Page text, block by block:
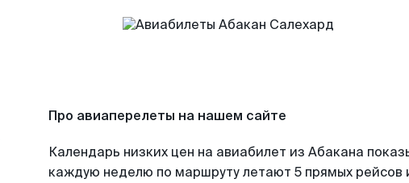
Про авиаперелеты на нашем сайте
Календарь низких цен на авиабилет из Абакана
каждую неделю по маршруту летают 5 прямых рейсов